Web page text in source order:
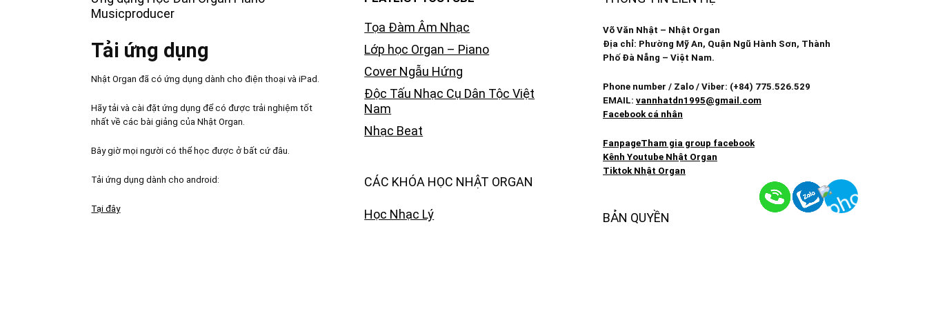
Musicproducer
Tải ứng dụng
Nhật Organ đã có ứng dụng dành cho điện thoại và iPad.
Hãy tải và cài đặt ứng dụng để có được trải nghiệm tốt
nhất về các bài giảng của Nhật Organ.
Bây giờ mọi người có thể học được ở bất cứ đâu.
Tải ứng dụng dành cho android:
Tại đây
Tọa Đàm Âm Nhạc
Lớp học Organ – Piano
Cover Ngẫu Hứng
Độc Tấu Nhạc Cụ Dân Tộc Việt
Nam
Nhạc Beat
CÁC KHÓA HỌC NHẬT ORGAN
Học Nhạc Lý
Võ Văn Nhật – Nhật Organ
Địa chỉ: Phường Mỹ An, Quận Ngũ Hành Sơn, Thành
Phố Đà Nẵng – Việt Nam.
Phone number / Zalo / Viber: (+84) 775.526.529
EMAIL: vannhatdn1995@gmail.com
Facebook cá nhân
FanpageTham gia group facebook
Kênh Youtube Nhật Organ
Tiktok Nhật Organ
BẢN QUYỀN